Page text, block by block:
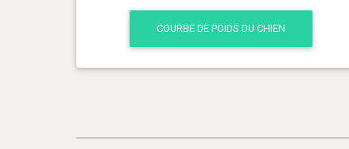
COURBE DE POIDS DU CHIEN